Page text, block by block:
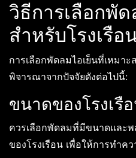
วิธีการเลือกพัด
สำหรับโรงเรือ
การเลือกพัดลมไอเย็นที่เหมา
พิจารณาจากปัจจัยดังต่อไปนี้:
ขนาดของโรงเรื
ควรเลือกพัดลมที่มีขนาดและ
ของโรงเรือน เพื่อให้การทำค